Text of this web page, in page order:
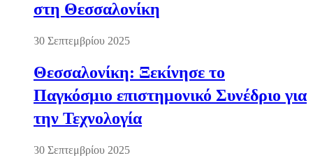
στη Θεσσαλονίκη
30 Σεπτεμβρίου 2025
Θεσσαλονίκη: Ξεκίνησε το
Παγκόσμιο επιστημονικό Συνέδριο για
την Τεχνολογία
30 Σεπτεμβρίου 2025